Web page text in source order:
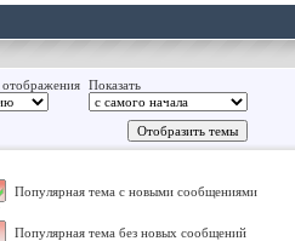
Показать
Популярная тема с новыми сообщениями
Популярная тема без новых сообщений